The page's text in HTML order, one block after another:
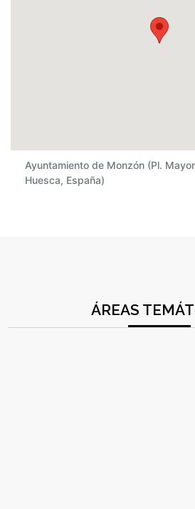
Ayuntamiento de Monzón (Pl.
Huesca, España)
ÁREAS